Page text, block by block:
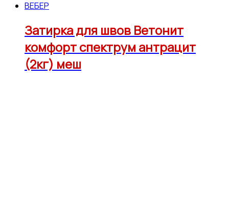
ВЕБЕР
Затирка для швов Ветонит
комфорт спектрум антрацит
(2кг) меш